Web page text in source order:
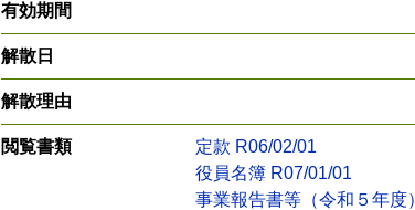
有効期間
解散日
解散理由
閲覧書類
定款 R06/02/01
役員名簿 R07/01/01
事業報告書等（令和５年度）